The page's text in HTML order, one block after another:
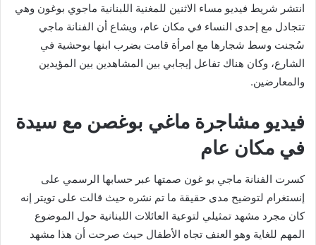
انتشر شريط فيديو مساء الاثنين للمغنية اللبنانية ماجوي بوغون وهي
تتجادل مع إحدى النساء في مكان عام، ويشاع أن الفنانة ماجي
سُجنت وسط شجارها مع امرأة قامت بضرب ابنها بوحشية في
الشارع، وكان هناك تفاعل إيجابي بين المشاهدين بين المؤيدين
والمعارضين.
فيديو مشاجرة ماغي بوغصن مع سيدة
في مكان عام
كسرت الفنانة ماجي بو غون صمتها عبر حسابها الرسمي على
إنستغرام لتوضيح مدى حقيقة ما تم نشره حيث قالت على تويتر إنه
كان مجرد مشهد تمثيلي لتوعية العائلات اللبنانية حول الموضوع
المهم للغاية وهو العنف تجاه الأطفال حيث صرحت أن هذا مشهد